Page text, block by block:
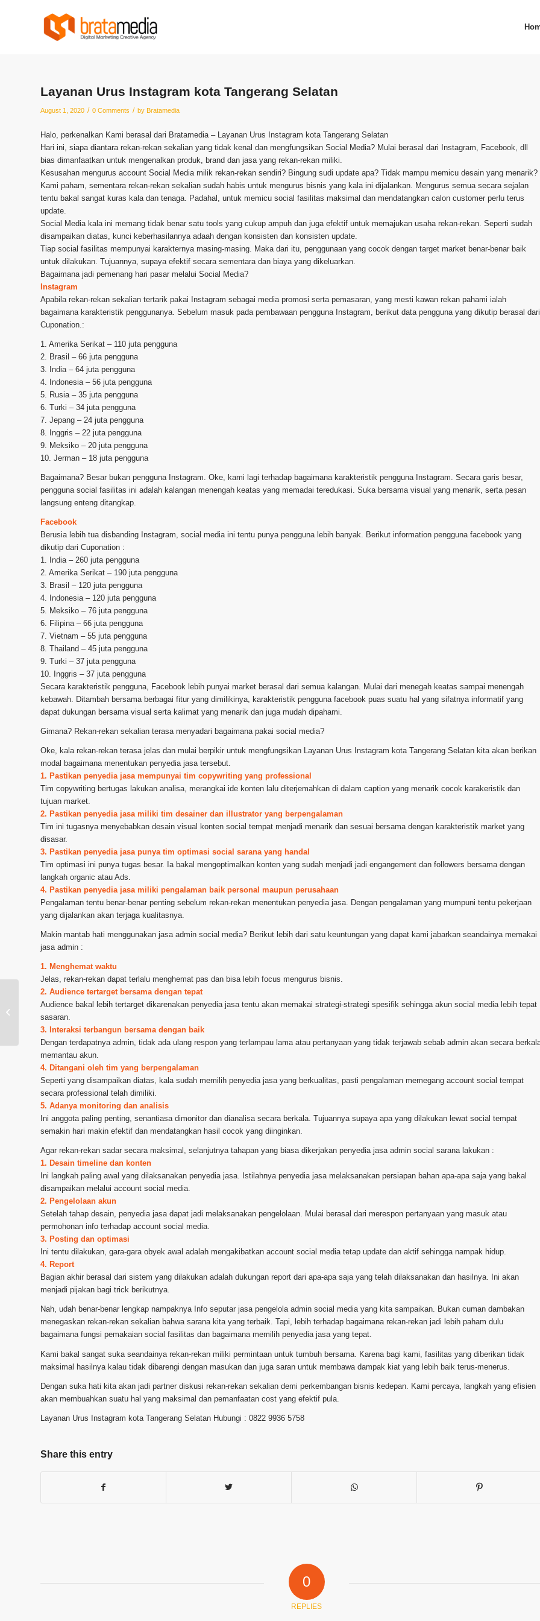
Layanan Urus Instagram kota Tangerang Selatan
August 1, 2020 / 0 Comments / by Bratamedia
Halo, perkenalkan Kami berasal dari Bratamedia – Layanan Urus Instagram kota Tangerang Selatan
Hari ini, siapa diantara rekan-rekan sekalian yang tidak kenal dan mengfungsikan Social Media? Mulai berasal dari Instagram, Facebook, dll
bias dimanfaatkan untuk mengenalkan produk, brand dan jasa yang rekan-rekan miliki.
Kesusahan mengurus account Social Media milik rekan-rekan sendiri? Bingung sudi update apa? Tidak mampu memicu desain yang menarik?
Kami paham, sementara rekan-rekan sekalian sudah habis untuk mengurus bisnis yang kala ini dijalankan. Mengurus semua secara sejalan
tentu bakal sangat kuras kala dan tenaga. Padahal, untuk memicu social fasilitas maksimal dan mendatangkan calon customer perlu terus
update.
Social Media kala ini memang tidak benar satu tools yang cukup ampuh dan juga efektif untuk memajukan usaha rekan-rekan. Seperti sudah
disampaikan diatas, kunci keberhasilannya adaah dengan konsisten dan konsisten update.
Tiap social fasilitas mempunyai karakternya masing-masing. Maka dari itu, penggunaan yang cocok dengan target market benar-benar baik
untuk dilakukan. Tujuannya, supaya efektif secara sementara dan biaya yang dikeluarkan.
Bagaimana jadi pemenang hari pasar melalui Social Media?
Instagram
Apabila rekan-rekan sekalian tertarik pakai Instagram sebagai media promosi serta pemasaran, yang mesti kawan rekan pahami ialah
bagaimana karakteristik penggunanya. Sebelum masuk pada pembawaan pengguna Instagram, berikut data pengguna yang dikutip berasal dari
Cuponation.:
1. Amerika Serikat – 110 juta pengguna
2. Brasil – 66 juta pengguna
3. India – 64 juta pengguna
4. Indonesia – 56 juta pengguna
5. Rusia – 35 juta pengguna
6. Turki – 34 juta pengguna
7. Jepang – 24 juta pengguna
8. Inggris – 22 juta pengguna
9. Meksiko – 20 juta pengguna
10. Jerman – 18 juta pengguna
Bagaimana? Besar bukan pengguna Instagram. Oke, kami lagi terhadap bagaimana karakteristik pengguna Instagram. Secara garis besar,
pengguna social fasilitas ini adalah kalangan menengah keatas yang memadai teredukasi. Suka bersama visual yang menarik, serta pesan
langsung enteng ditangkap.
Facebook
Berusia lebih tua disbanding Instagram, social media ini tentu punya pengguna lebih banyak. Berikut information pengguna facebook yang
dikutip dari Cuponation :
1. India – 260 juta pengguna
2. Amerika Serikat – 190 juta pengguna
3. Brasil – 120 juta pengguna
4. Indonesia – 120 juta pengguna
5. Meksiko – 76 juta pengguna
6. Filipina – 66 juta pengguna
7. Vietnam – 55 juta pengguna
8. Thailand – 45 juta pengguna
9. Turki – 37 juta pengguna
10. Inggris – 37 juta pengguna
Secara karakteristik pengguna, Facebook lebih punyai market berasal dari semua kalangan. Mulai dari menegah keatas sampai menengah
kebawah. Ditambah bersama berbagai fitur yang dimilikinya, karakteristik pengguna facebook puas suatu hal yang sifatnya informatif yang
dapat dukungan bersama visual serta kalimat yang menarik dan juga mudah dipahami.
Gimana? Rekan-rekan sekalian terasa menyadari bagaimana pakai social media?
Oke, kala rekan-rekan terasa jelas dan mulai berpikir untuk mengfungsikan Layanan Urus Instagram kota Tangerang Selatan kita akan berikan
modal bagaimana menentukan penyedia jasa tersebut.
1. Pastikan penyedia jasa mempunyai tim copywriting yang professional
Tim copywriting bertugas lakukan analisa, merangkai ide konten lalu diterjemahkan di dalam caption yang menarik cocok karakeristik dan
tujuan market.
2. Pastikan penyedia jasa miliki tim desainer dan illustrator yang berpengalaman
Tim ini tugasnya menyebabkan desain visual konten social tempat menjadi menarik dan sesuai bersama dengan karakteristik market yang
disasar.
3. Pastikan penyedia jasa punya tim optimasi social sarana yang handal
Tim optimasi ini punya tugas besar. Ia bakal mengoptimalkan konten yang sudah menjadi jadi engangement dan followers bersama dengan
langkah organic atau Ads.
4. Pastikan penyedia jasa miliki pengalaman baik personal maupun perusahaan
Pengalaman tentu benar-benar penting sebelum rekan-rekan menentukan penyedia jasa. Dengan pengalaman yang mumpuni tentu pekerjaan
yang dijalankan akan terjaga kualitasnya.
Makin mantab hati menggunakan jasa admin social media? Berikut lebih dari satu keuntungan yang dapat kami jabarkan seandainya memakai
jasa admin :
1. Menghemat waktu
Jelas, rekan-rekan dapat terlalu menghemat pas dan bisa lebih focus mengurus bisnis.
2. Audience tertarget bersama dengan tepat
Audience bakal lebih tertarget dikarenakan penyedia jasa tentu akan memakai strategi-strategi spesifik sehingga akun social media lebih tepat
sasaran.
3. Interaksi terbangun bersama dengan baik
Dengan terdapatnya admin, tidak ada ulang respon yang terlampau lama atau pertanyaan yang tidak terjawab sebab admin akan secara
memantau akun.
4. Ditangani oleh tim yang berpengalaman
Seperti yang disampaikan diatas, kala sudah memilih penyedia jasa yang berkualitas, pasti pengalaman memegang account social tempat
secara professional telah dimiliki.
5. Adanya monitoring dan analisis
Ini anggota paling penting, senantiasa dimonitor dan dianalisa secara berkala. Tujuannya supaya apa yang dilakukan lewat social tempat
semakin hari makin efektif dan mendatangkan hasil cocok yang diinginkan.
Agar rekan-rekan sadar secara maksimal, selanjutnya tahapan yang biasa dikerjakan penyedia jasa admin social sarana lakukan :
1. Desain timeline dan konten
Ini langkah paling awal yang dilaksanakan penyedia jasa. Istilahnya penyedia jasa melaksanakan persiapan bahan apa-apa saja yang bakal
disampaikan melalui account social media.
2. Pengelolaan akun
Setelah tahap desain, penyedia jasa dapat jadi melaksanakan pengelolaan. Mulai berasal dari merespon pertanyaan yang masuk atau
permohonan info terhadap account social media.
3. Posting dan optimasi
Ini tentu dilakukan, gara-gara obyek awal adalah mengakibatkan account social media tetap update dan aktif sehingga nampak hidup.
4. Report
Bagian akhir berasal dari sistem yang dilakukan adalah dukungan report dari apa-apa saja yang telah dilaksanakan dan hasilnya. Ini akan
menjadi pijakan bagi trick berikutnya.
Nah, udah benar-benar lengkap nampaknya Info seputar jasa pengelola admin social media yang kita sampaikan. Bukan cuman dambakan
menegaskan rekan-rekan sekalian bahwa sarana kita yang terbaik. Tapi, lebih terhadap bagaimana rekan-rekan jadi lebih paham dulu
bagaimana fungsi pemakaian social fasilitas dan bagaimana memilih penyedia jasa yang tepat.
Kami bakal sangat suka seandainya rekan-rekan miliki permintaan untuk tumbuh bersama. Karena bagi kami, fasilitas yang diberikan tidak
maksimal hasilnya kalau tidak dibarengi dengan masukan dan juga saran untuk membawa dampak kiat yang lebih baik terus-menerus.
Dengan suka hati kita akan jadi partner diskusi rekan-rekan sekalian demi perkembangan bisnis kedepan. Kami percaya, langkah yang efisien
akan membuahkan suatu hal yang maksimal dan pemanfaatan cost yang efektif pula.
Layanan Urus Instagram kota Tangerang Selatan Hubungi : 0822 9936 5758
Share this entry
0
REPLIES